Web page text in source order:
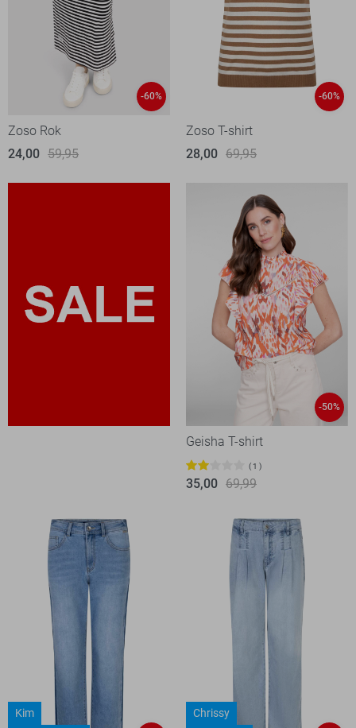
-60%
Zoso Rok
24,00 59,95
-60%
Zoso T-shirt
28,00 69,95
-50%
Geisha T-shirt
1
35,00 69,99
Kim
Chrissy